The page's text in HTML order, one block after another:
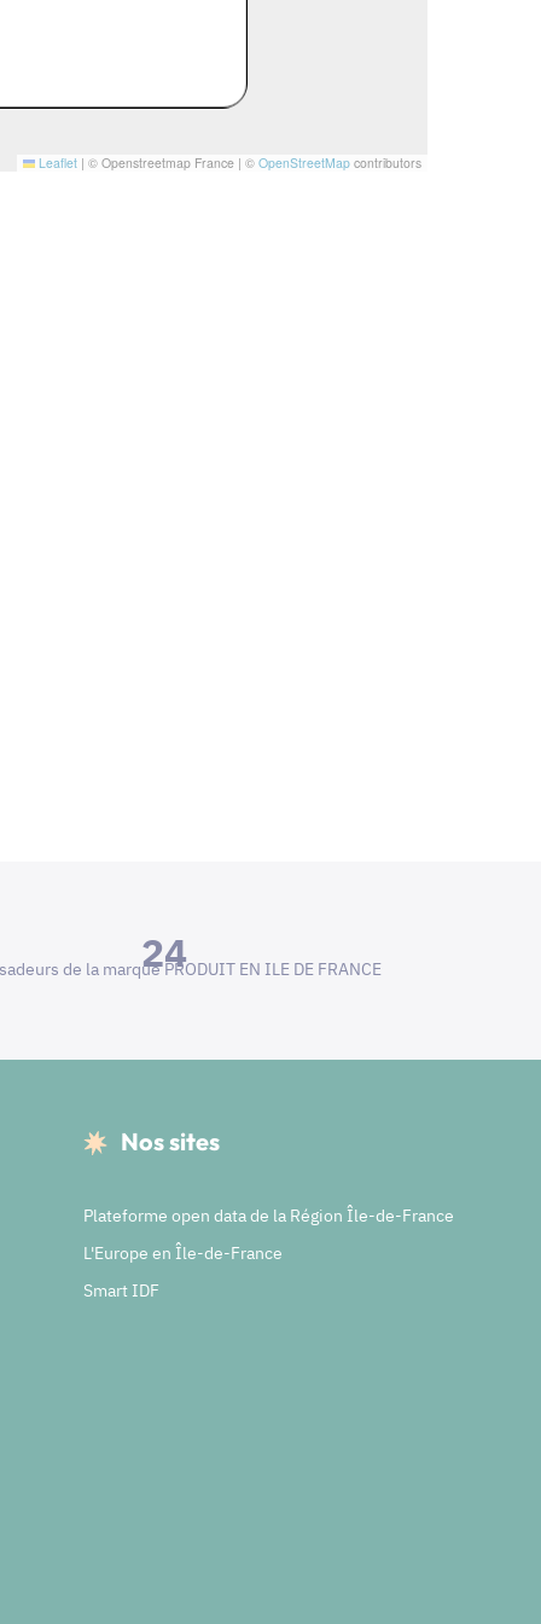
Leaflet | © Openstreetmap France | © OpenStreetMap contributors
24
de la marque PRODUIT EN ILE DE FRANCE
Nos sites
Plateforme open data de la Région Île-de-France
L'Europe en Île-de-France
Smart IDF